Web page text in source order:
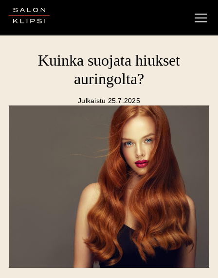
Salon Klipsi
Kuinka suojata hiukset
auringolta?
Julkaistu 25.7.2025